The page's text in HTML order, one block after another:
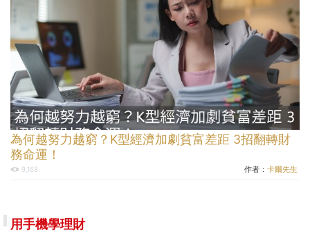
為何越努力越窮？K型經濟加劇貧富差距 3招翻轉財
務命運！
9,168 作者： 卡爾先生
用手機學理財